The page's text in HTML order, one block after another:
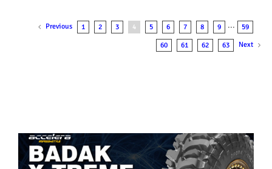
Previous 1 2 3 4 5 6 7 8 9 ···
59
60
61 62 63 Next